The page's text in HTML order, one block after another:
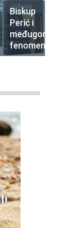
izdanja
Biskup
Perić i
međugorski
fenomen